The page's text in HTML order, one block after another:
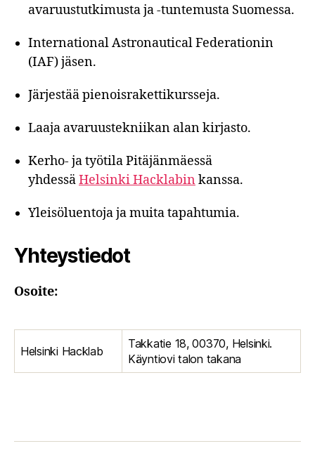
avaruustutkimusta ja -tuntemusta Suomessa.
International Astronautical Federationin
(IAF) jäsen.
Järjestää pienoisrakettikursseja.
Laaja avaruustekniikan alan kirjasto.
Kerho- ja työtila Pitäjänmäessä
yhdessäHelsinki Hacklabin kanssa.
Yleisöluentoja ja muita tapahtumia.
Yhteystiedot
Osoite:
Helsinki Hacklab
Takkatie 18, 00370, Helsinki.
Käyntiovi talon takana